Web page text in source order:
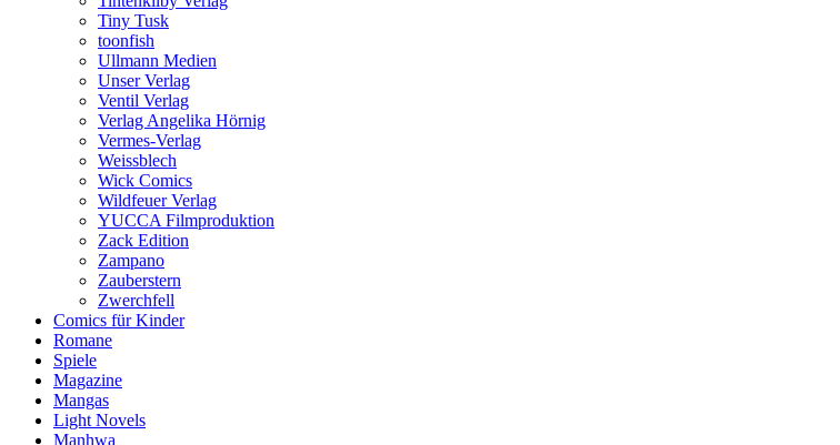
Tiny Tusk
toonfish
Ullmann Medien
Unser Verlag
Ventil Verlag
Verlag Angelika Hörnig
Vermes-Verlag
Weissblech
Wick Comics
Wildfeuer Verlag
YUCCA Filmproduktion
Zack Edition
Zampano
Zauberstern
Zwerchfell
Comics für Kinder
Romane
Spiele
Magazine
Mangas
Light Novels
Manhwa